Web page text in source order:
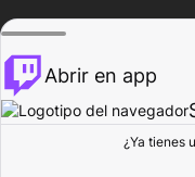
Abrir en app
¿Ya tienes